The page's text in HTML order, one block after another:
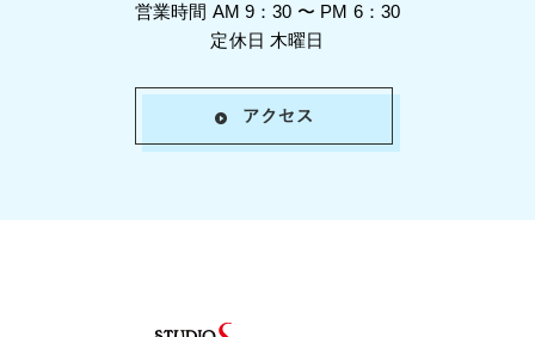
営業時間 AM 9：30 〜 PM 6：30
定休日 木曜日